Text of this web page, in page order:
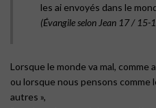
les ai envoyés dans le
(Évangile selon Jean 17 / 15-
Lorsque le monde va mal, comme
ou lorsque nous pensons comme
autres »,